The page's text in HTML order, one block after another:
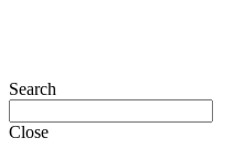
Search
Close